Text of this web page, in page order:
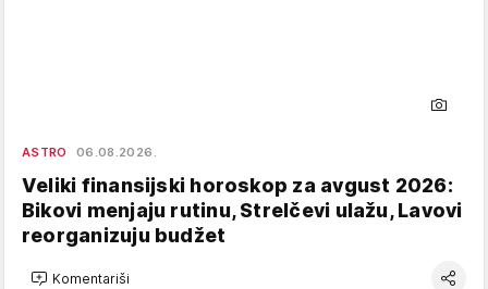
ASTRO 06.08.2026.
Veliki finansijski horoskop za avgust 2026:
Bikovi menjaju rutinu, Strelčevi ulažu, Lavovi
reorganizuju budžet
Komentariši